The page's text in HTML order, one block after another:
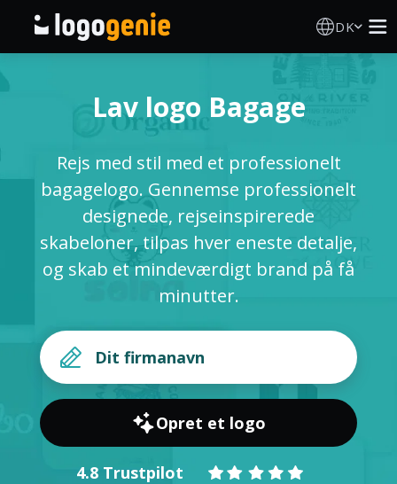
DK
AI logogenerator
Logoidéer
Trykte produkter
Om
LOG IND
Lav logo Bagage
Rejs med stil med et professionelt
bagagelogo. Gennemse professionelt
designede, rejseinspirerede
skabeloner, tilpas hver eneste detalje,
og skab et mindeværdigt brand på få
minutter.
Opret et logo
4.8 Trustpilot